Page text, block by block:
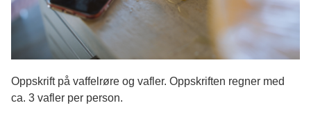
Oppskrift på vaffelrøre og vafler. Oppskriften regner med
ca. 3 vafler per person.